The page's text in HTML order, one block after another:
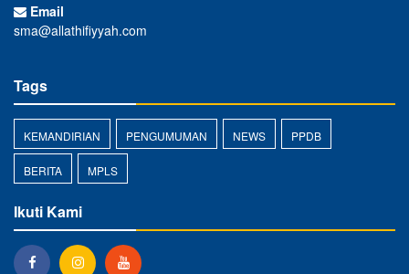
Email
sma@allathifiyyah.com
Tags
KEMANDIRIAN PENGUMUMAN NEWS PPDB
BERITA MPLS
Ikuti Kami